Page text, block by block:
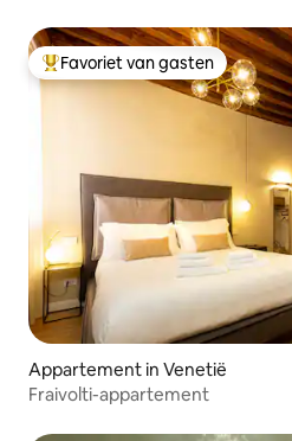
Topfavoriet van gasten
Favoriet van gasten
Appartement in Venetië
Fraivolti-appartement